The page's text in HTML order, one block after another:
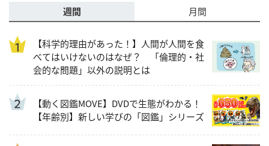
週間 月間
【科学的理由があった！】人間が人間を食
べてはいけないのはなぜ？ 「倫理的・社
会的な問題」以外の説明とは
【動く図鑑MOVE】DVDで生態がわかる！
【年齢別】新しい学びの「図鑑」シリーズ